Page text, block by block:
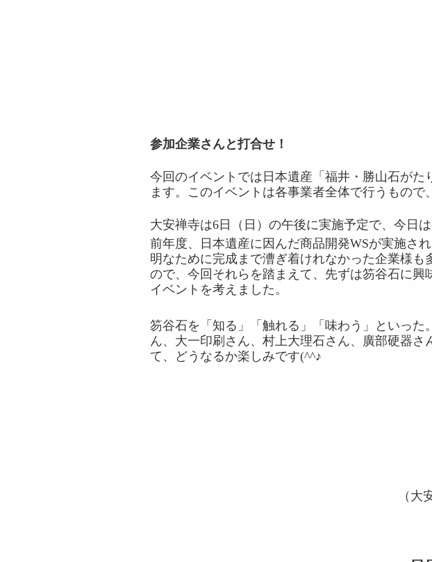
参加企業さんと打合せ！
今回のイベントでは日本遺産「福井・勝山石が
ます。このイベントは各事業者全体で行うもので
大安禅寺は6日（日）の午後に実施予定で、今日
前年度、日本遺産に因んだ商品開発WSが実施さ
明なために完成まで漕ぎ着けれなかった企業様
ので、今回それらを踏まえて、先ずは笏谷石に
イベントを考えました。
笏谷石を「知る」「触れる」「味わう」といっ
ん、大一印刷さん、村上大理石さん、廣部硬器
て、どうなるか楽しみです(^^♪
（大